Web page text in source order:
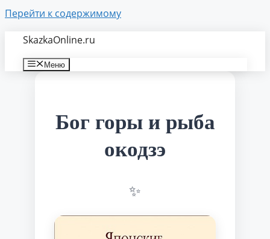
Перейти к содержимому
SkazkaOnline.ru
Меню
Бог горы и рыба
окодзэ